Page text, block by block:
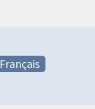
Français